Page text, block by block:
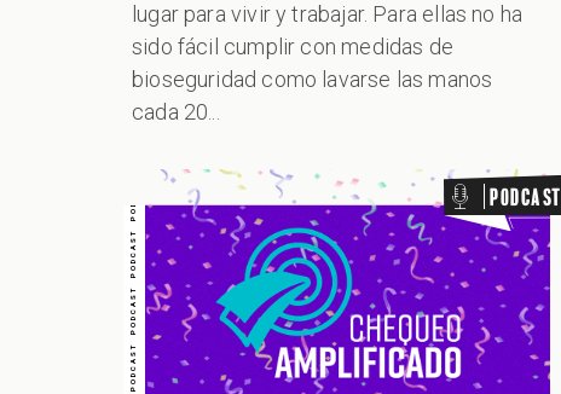
lugar para vivir y trabajar. Para ellas no ha
sido fácil cumplir con medidas de
bioseguridad como lavarse las manos
cada 20...
PODCAST PODCAST PODCAST PODCAST PODCAST PODCAST PODCAST Podcast